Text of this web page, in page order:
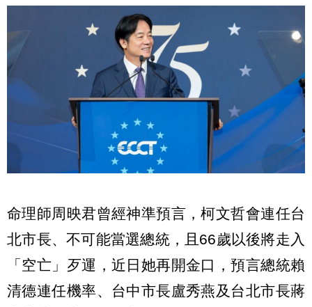
命理師周映君曾經神準預言，柯文哲會連任台
北市長、不可能當選總統，且66歲以後將走入
「空亡」歹運，近日她再開金口，預言總統賴
清德連任機率、台中市長盧秀燕及台北市長蔣